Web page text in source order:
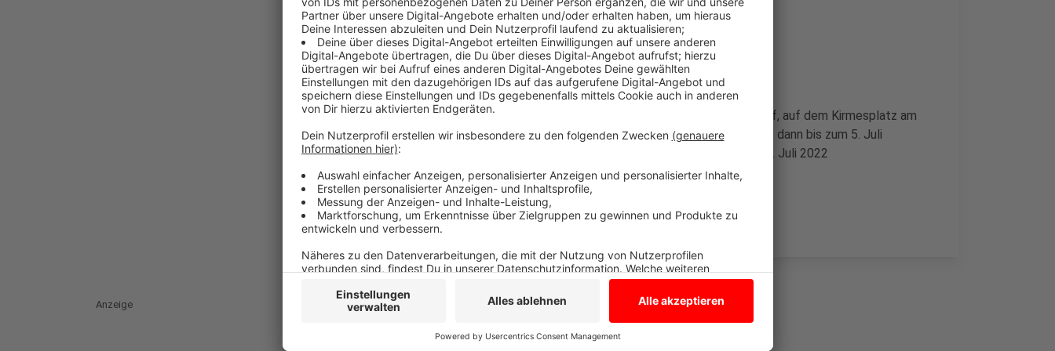
Stadtlohner Kirmes beginnt am 2. Juli
Anzeige
Ab dem 27.06.2022 bauen die Schausteller ihre Fahrgeschäfte auf, auf dem Kirmesplatz am
Busbahnhof. Nach Angaben der Stadt wird der Bereich deshalb ab dann bis zum 5. Juli
gesperrt. Die Stadtlohner Kirmes dauert 3 Tage und beginnt am 2. Juli 2022
Anzeige
Anzeige